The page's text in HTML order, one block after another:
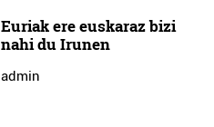
Euriak ere euskaraz bizi
nahi du Irunen
admin